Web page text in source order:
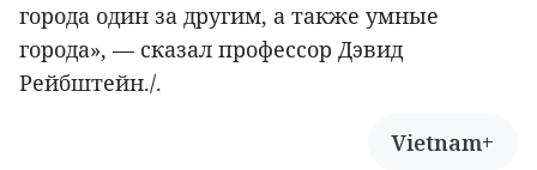
города один за другим, а также умные
города», — сказал профессор Дэвид
Рейбштейн./.
Vietnam+